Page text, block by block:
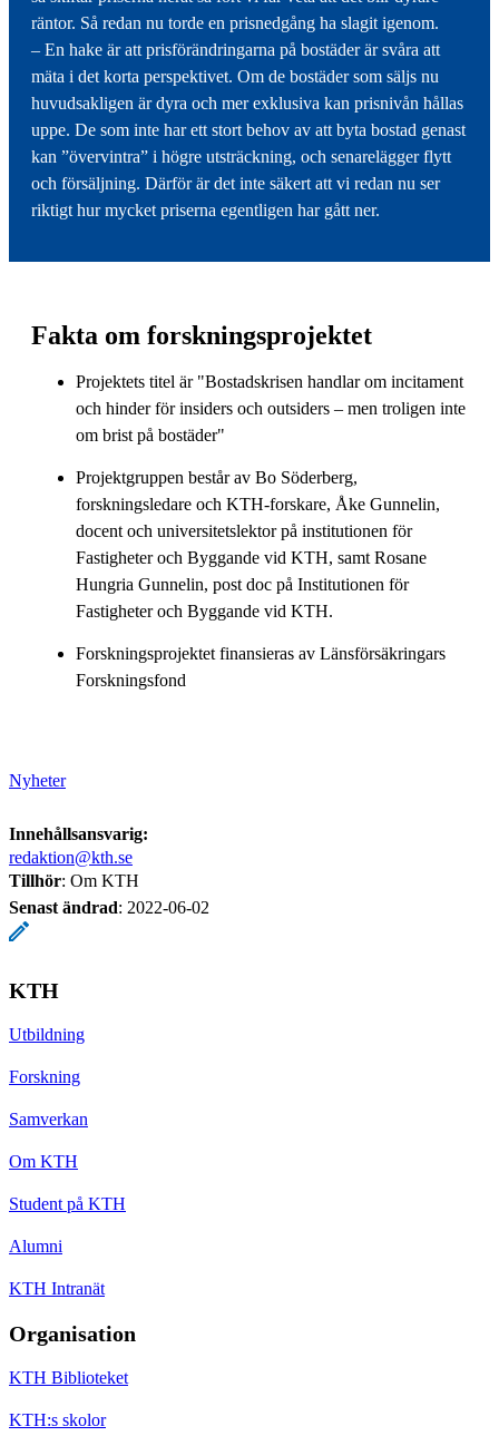
räntor. Så redan nu torde en prisnedgång ha slagit igenom.
– En hake är att prisförändringarna på bostäder är svåra att
mäta i det korta perspektivet. Om de bostäder som säljs nu
huvudsakligen är dyra och mer exklusiva kan prisnivån hållas
uppe. De som inte har ett stort behov av att byta bostad genast
kan ”övervintra” i högre utsträckning, och senarelägger flytt
och försäljning. Därför är det inte säkert att vi redan nu ser
riktigt hur mycket priserna egentligen har gått ner.
Fakta om forskningsprojektet
Projektets titel är "Bostadskrisen handlar om incitament
och hinder för insiders och outsiders – men troligen inte
om brist på bostäder"
Projektgruppen består av Bo Söderberg,
forskningsledare och KTH-forskare, Åke Gunnelin,
docent och universitetslektor på institutionen för
Fastigheter och Byggande vid KTH, samt Rosane
Hungria Gunnelin, post doc på Institutionen för
Fastigheter och Byggande vid KTH.
Forskningsprojektet finansieras av Länsförsäkringars
Forskningsfond
Nyheter
Innehållsansvarig:
redaktion@kth.se
Tillhör: Om KTH
Senast ändrad: 2022-06-02
KTH
Utbildning
Forskning
Samverkan
Om KTH
Student på KTH
Alumni
KTH Intranät
Organisation
KTH Biblioteket
KTH:s skolor